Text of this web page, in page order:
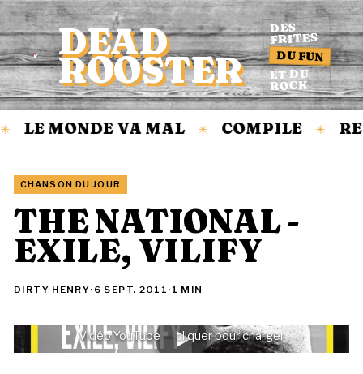
Accueil
DEAD
ROOSTER
DES
FRITES
DU FUN
ET DU
ROCK
LE MONDE VA MAL ✳ COMPILE ✳
CHANSON DU JOUR
THE NATIONAL -
EXILE, VILIFY
DIRTY HENRY· 6 SEPT. 2011 · 1 MIN
Vidéo YouTube — cliquer pour charger